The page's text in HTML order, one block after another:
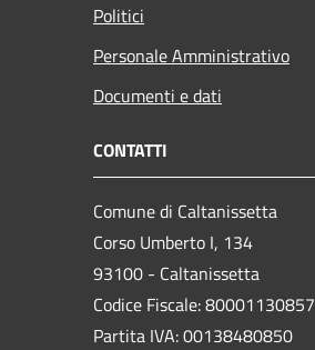
Politici
Personale Amministrativo
Documenti e dati
CONTATTI
Comune di Caltanissetta
Corso Umberto I, 134
93100 - Caltanissetta
Codice Fiscale: 80001130857
Partita IVA: 00138480850